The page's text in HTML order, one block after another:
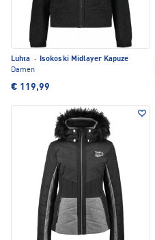
Luhta · Isokoski Midlayer Kapuze
Damen
€ 119,99